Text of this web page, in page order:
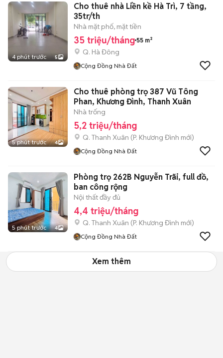
4 phút trước 5
Cho thuê nhà Liền kề Hà Trì, 7 tầng,
35tr/th
Nhà mặt phố, mặt tiền
35 triệu/tháng 55 m²
Q. Hà Đông
Cộng Đồng Nhà Đất
5 phút trước 4
Cho thuê phòng trọ 387 Vũ Tông
Phan, Khương Đình, Thanh Xuân
Nhà trống
5,2 triệu/tháng
Q. Thanh Xuân (P. Khương Đình mới)
Cộng Đồng Nhà Đất
5 phút trước 4
Phòng trọ 262B Nguyễn Trãi, full đồ,
ban công rộng
Nội thất đầy đủ
4,4 triệu/tháng
Q. Thanh Xuân (P. Khương Đình mới)
Cộng Đồng Nhà Đất
Xem thêm